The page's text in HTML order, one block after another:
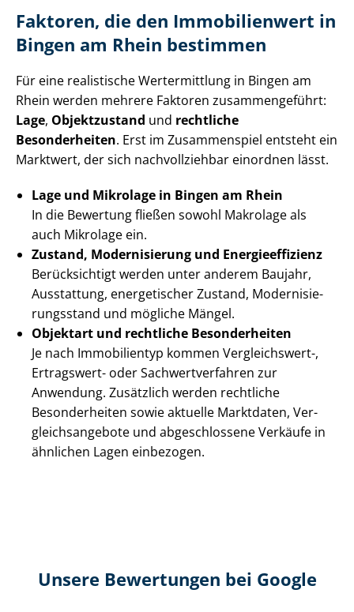
Faktoren, die den Immobilienwert in
Bingen am Rhein bestimmen
Für eine realistische Wertermittlung in Bingen am
Rhein werden mehrere Faktoren zusammengeführt:
Lage, Objektzustand und rechtliche
Besonderheiten. Erst im Zusammenspiel entsteht ein
Marktwert, der sich nachvollziehbar einordnen lässt.
Lage und Mikrolage in Bingen am Rhein
In die Bewertung fließen sowohl Makrolage als
auch Mikrolage ein.
Zustand, Modernisierung und En­er­gie­ef­fi­zi­enz
Berücksichtigt werden unter anderem Baujahr,
Ausstattung, energetischer Zustand, Mo­der­ni­sie­
rungs­stand und mögliche Mängel.
Objektart und rechtliche Besonderheiten
Je nach Immobilientyp kommen Vergleichswert-,
Ertragswert- oder Sach­wert­ver­fah­ren zur
Anwendung. Zusätzlich werden rechtliche
Besonderheiten sowie aktuelle Marktdaten, Ver­
gleichs­an­ge­bo­te und abgeschlossene Verkäufe in
ähnlichen Lagen einbezogen.
Unsere Bewertungen bei Google